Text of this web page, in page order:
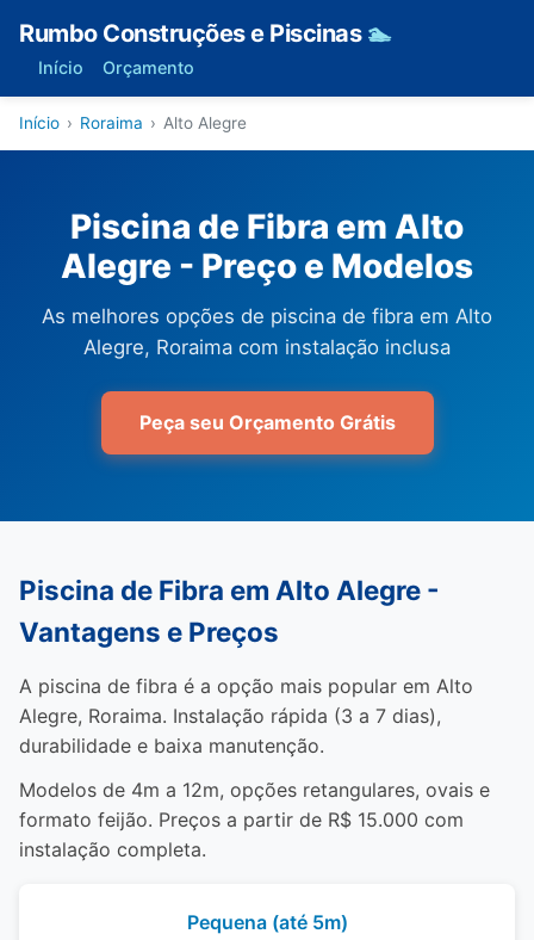
Rumbo Construções e Piscinas 🏊
Início Orçamento
Início › Roraima › Alto Alegre
Piscina de Fibra em Alto
Alegre - Preço e Modelos
As melhores opções de piscina de fibra em Alto
Alegre, Roraima com instalação inclusa
Peça seu Orçamento Grátis
Piscina de Fibra em Alto Alegre -
Vantagens e Preços
A piscina de fibra é a opção mais popular em Alto
Alegre, Roraima. Instalação rápida (3 a 7 dias),
durabilidade e baixa manutenção.
Modelos de 4m a 12m, opções retangulares, ovais e
formato feijão. Preços a partir de R$ 15.000 com
instalação completa.
Pequena (até 5m)